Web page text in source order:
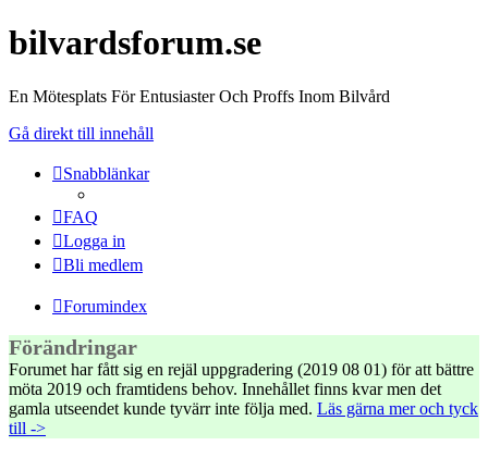
bilvardsforum.se
En Mötesplats För Entusiaster Och Proffs Inom Bilvård
Gå direkt till innehåll
Snabblänkar
FAQ
Logga in
Bli medlem
Forumindex
Förändringar
Forumet har fått sig en rejäl uppgradering (2019 08 01) för att bättre
möta 2019 och framtidens behov. Innehållet finns kvar men det
gamla utseendet kunde tyvärr inte följa med. Läs gärna mer och tyck
till ->